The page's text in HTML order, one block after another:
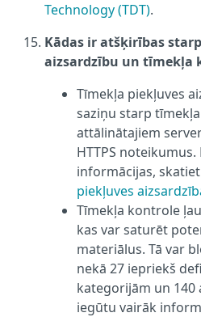
Technology (TDT).
Kādas ir atšķirības
aizsardzību un tīmekļa
Tīmekļa piekļuves
saziņu starp
attālinātajiem
HTTPS
informācijas, skatiet
piekļuves
Tīmekļa kontrole
kas var saturēt
materiālus. Tā var
nekā 27 iepriekš
kategorijām un 140
iegūtu vairāk